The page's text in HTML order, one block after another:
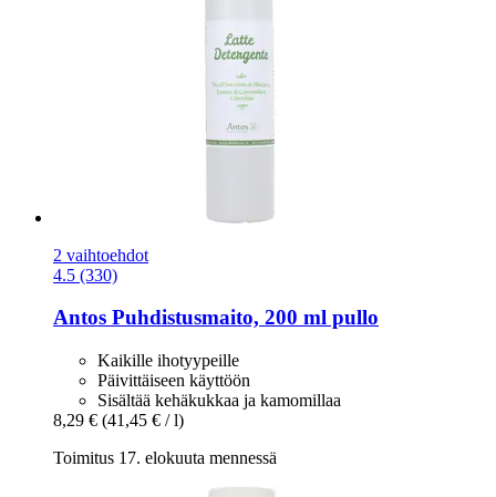
2 vaihtoehdot
4.5 (330)
Antos Puhdistusmaito, 200 ml pullo
Kaikille ihotyypeille
Päivittäiseen käyttöön
Sisältää kehäkukkaa ja kamomillaa
8,29 € (41,45 € / l)
Toimitus 17. elokuuta mennessä